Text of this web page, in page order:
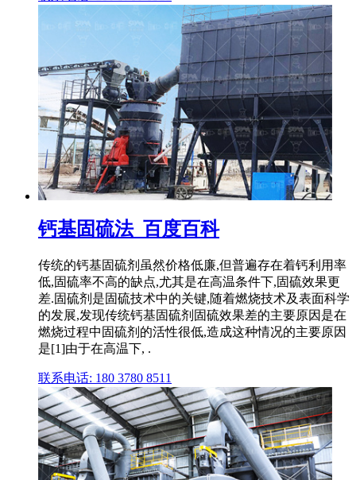
钙基固硫法_百度百科
传统的钙基固硫剂虽然价格低廉,但普遍存在着钙利用率
低,固硫率不高的缺点,尤其是在高温条件下,固硫效果更
差.固硫剂是固硫技术中的关键,随着燃烧技术及表面科学
的发展,发现传统钙基固硫剂固硫效果差的主要原因是在
燃烧过程中固硫剂的活性很低,造成这种情况的主要原因
是[1]由于在高温下, .
联系电话: 180 3780 8511